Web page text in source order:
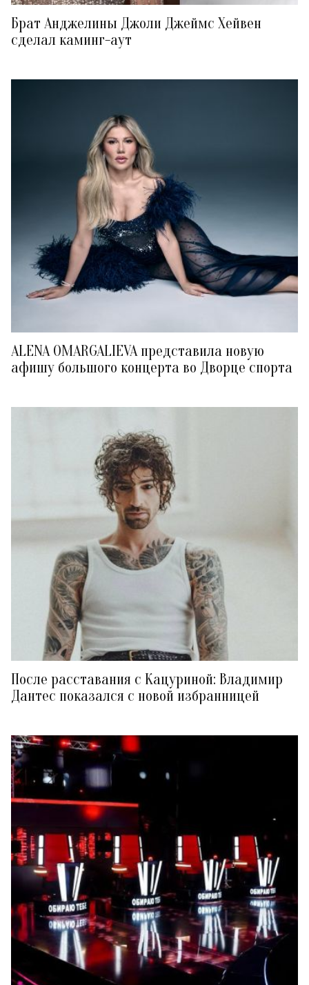
Брат Анджелины Джоли Джеймс Хейвен
сделал каминг-аут
ALENA OMARGALIEVA представила новую
афишу большого концерта во Дворце спорта
После расставания с Кацуриной: Владимир
Дантес показался с новой избранницей